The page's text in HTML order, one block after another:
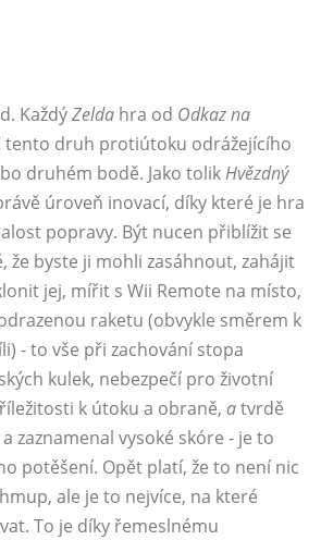
KaždýZelda hra od Odkaz na
druh protiútoku odrážejícího
druhém bodě. Jako tolikHvězdný
úroveň inovací, díky které je hra
popravy. Být nucen přiblížit se
že byste ji mohli zasáhnout, zahájit
jej, mířit s Wii Remote na místo,
raketu (obvykle směrem k
- to vše při zachování stopa
kulek, nebezpečí pro životní
k útoku a obraně, atvrdě
zaznamenal vysoké skóre - je to
potěšení. Opět platí, že to není nic
ale je to nejvíce, na které
To je díky řemeslnému